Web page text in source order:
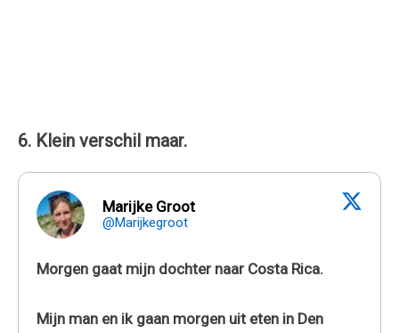
6. Klein verschil maar.
Marijke Groot
@Marijkegroot
Morgen gaat mijn dochter naar Costa Rica.
Mijn man en ik gaan morgen uit eten in Den